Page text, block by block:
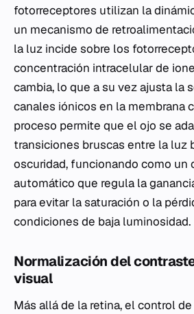
fotorreceptores utilizan la
un mecanismo de
la luz incide sobre los
concentración intracelular de
cambia, lo que a su vez ajusta la
canales iónicos en la membrana
proceso permite que el ojo se
transiciones bruscas entre la luz
oscuridad, funcionando como un
automático que regula la
para evitar la saturación o la
condiciones de baja luminosidad.
Normalización del
visual
Más allá de la retina, el control